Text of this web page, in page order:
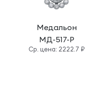
Медальон
МД-517-Р
Cр. цена: 2222.7 ₽